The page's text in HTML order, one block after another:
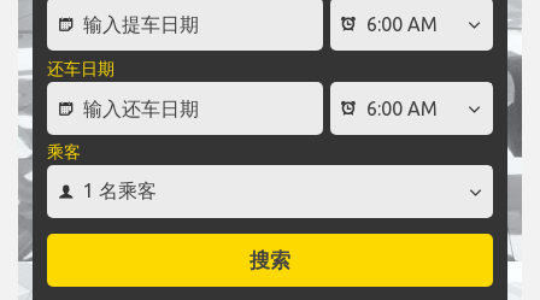
还车日期
乘客
搜索